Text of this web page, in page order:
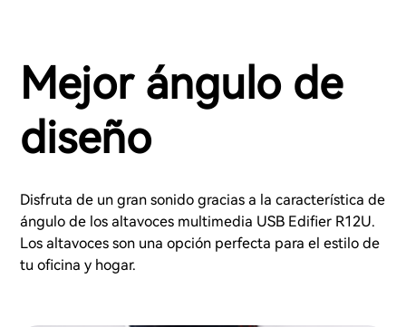
Mejor ángulo de
diseño
Disfruta de un gran sonido gracias a la característica de
ángulo de los altavoces multimedia USB Edifier R12U.
Los altavoces son una opción perfecta para el estilo de
tu oficina y hogar.